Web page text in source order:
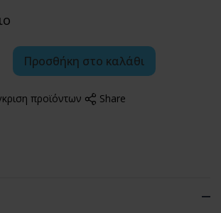
Προσθήκη στο καλάθι
προϊόντων Share